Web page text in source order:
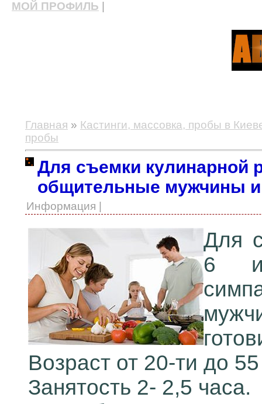
МОЙ ПРОФИЛЬ
Главная » Кастинги, массовка, пробы в
пробы
Для съемки кулинарной
общительные мужчины
Информация |
Для
6
Возраст от 20-ти до
Занятость 2- 2,5 часа.